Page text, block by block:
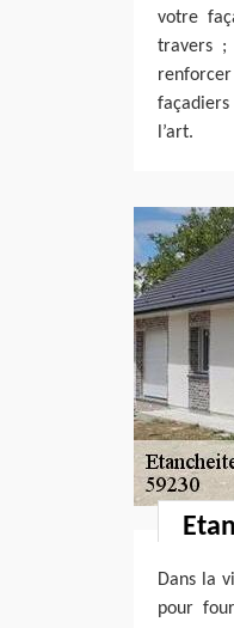
votre
travers ;
l’art.
Dans la
pour